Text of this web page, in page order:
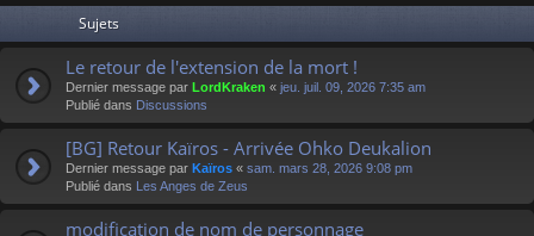
e
Sujets
Le retour de l'extension de la mort !
Dernier message par LordKraken « jeu. juil. 09, 2026 7:35 am
Publié dans Discussions
[BG] Retour Kaïros - Arrivée Ohko Deukalion
Dernier message par Kaïros « sam. mars 28, 2026 9:08 pm
Publié dans Les Anges de Zeus
modification de nom de personnage